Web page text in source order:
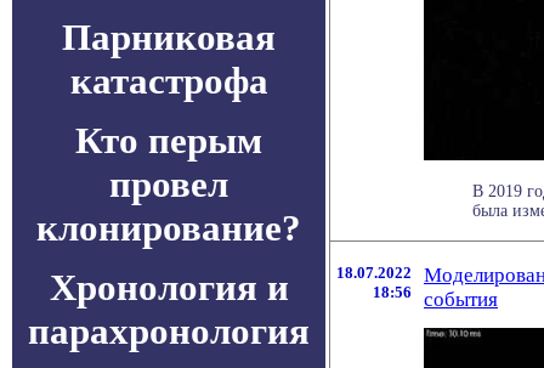
Парниковая
катастрофа
Кто перым
провел
клонирование?
Хронология и
парахронология
В 2019
была
18.07.2022
18:56
события